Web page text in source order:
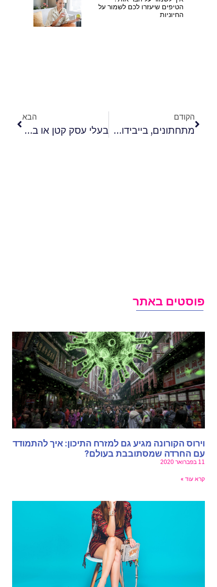
הטיפים שיעזרו לכם לשמור על
החיוניות
הקודם
מתחתונים, בייבידול ועד אביזרים: ההלבשה התחתונה שאתן חייבות בארון
הבא
בעלי עסק קטן או בינוני בתחום הלייף סטייל? הכירו את שירות מערכת SAP בענן
באתר
הקורונה מגיע גם למזרח התיכון: איך להתמודד
החרדה שמסתובבת בעולם?
עוד »